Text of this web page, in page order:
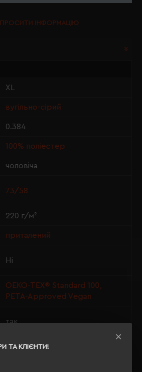
ТА КЛІЄНТИ!
ІНФОРМАЦІЮ
XL
вугільно-сірий
0.384
100% поліестер
чоловіча
73/58
220 г/м²
приталений
Ні
OEKO-TEX® Standard 100,
PETA-Approved Vegan
так